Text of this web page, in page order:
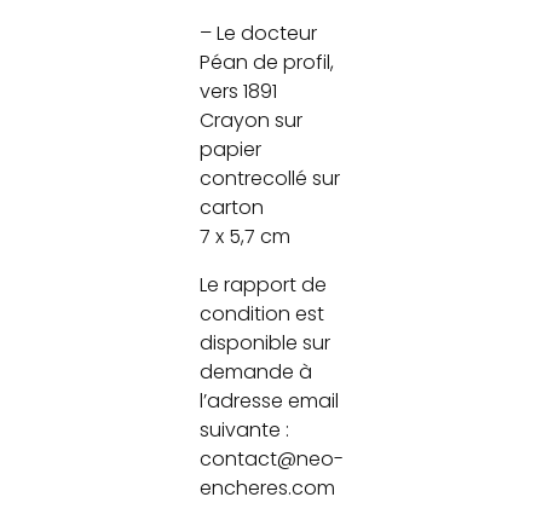
– Le docteur
Péan de profil,
vers 1891
Crayon sur
papier
contrecollé sur
carton
7 x 5,7 cm
Le rapport de
condition est
disponible sur
demande à
l’adresse email
suivante :
contact@neo-
encheres.com